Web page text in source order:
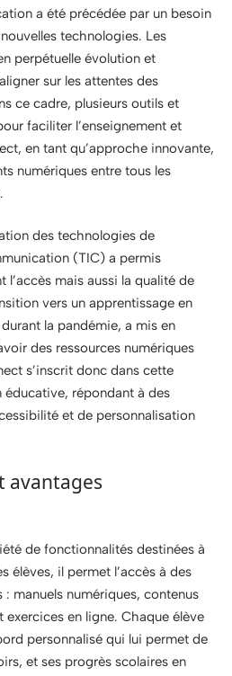
a été précédée par un besoin
technologies. Les
perpétuelle évolution et
sur les attentes des
ce cadre, plusieurs outils et
faciliter l’enseignement et
en tant qu’approche innovante,
numériques entre tous les
des technologies de
(TIC) a permis
l’accès mais aussi la qualité de
vers un apprentissage en
la pandémie, a mis en
des ressources numériques
s’inscrit donc dans cette
répondant à des
et de personnalisation
avantages
de fonctionnalités destinées à
élèves, il permet l’accès à des
manuels numériques, contenus
en ligne. Chaque élève
personnalisé qui lui permet de
et ses progrès scolaires en